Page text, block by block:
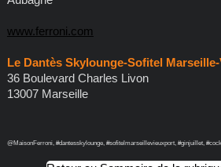
www.ferroni.com
Le Dantès Skylounge-Sofitel
36 Boulevard Charles Livon
13007 Marseille
@MaisonFerroni, #dantesskylounge, #sofitelmarseillevieuxport, #ginjuillet,